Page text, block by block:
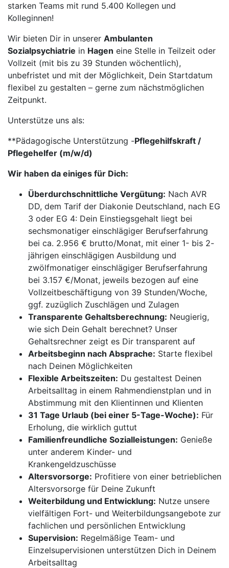
starken Teams mit rund 5.400 Kollegen und
Kolleginnen!
Wir bieten Dir in unserer Ambulanten
Sozialpsychiatrie in Hagen eine Stelle in Teilzeit oder
Vollzeit (mit bis zu 39 Stunden wöchentlich),
unbefristet und mit der Möglichkeit, Dein Startdatum
flexibel zu gestalten – gerne zum nächstmöglichen
Zeitpunkt.
Unterstütze uns als:
**Pädagogische Unterstützung -Pflegehilfskraft /
Pflegehelfer (m/w/d)
Wir haben da einiges für Dich:
Überdurchschnittliche Vergütung: Nach AVR
DD, dem Tarif der Diakonie Deutschland, nach EG
3 oder EG 4: Dein Einstiegsgehalt liegt bei
sechsmonatiger einschlägiger Berufserfahrung
bei ca. 2.956 € brutto/Monat, mit einer 1- bis 2-
jährigen einschlägigen Ausbildung und
zwölfmonatiger einschlägiger Berufserfahrung
bei 3.157 €/Monat, jeweils bezogen auf eine
Vollzeitbeschäftigung von 39 Stunden/Woche,
ggf. zuzüglich Zuschlägen und Zulagen
Transparente Gehaltsberechnung: Neugierig,
wie sich Dein Gehalt berechnet? Unser
Gehaltsrechner zeigt es Dir transparent auf
Arbeitsbeginn nach Absprache: Starte flexibel
nach Deinen Möglichkeiten
Flexible Arbeitszeiten: Du gestaltest Deinen
Arbeitsalltag in einem Rahmendienstplan und in
Abstimmung mit den Klientinnen und Klienten
31 Tage Urlaub (bei einer 5-Tage-Woche): Für
Erholung, die wirklich guttut
Familienfreundliche Sozialleistungen: Genieße
unter anderem Kinder- und
Krankengeldzuschüsse
Altersvorsorge: Profitiere von einer betrieblichen
Altersvorsorge für Deine Zukunft
Weiterbildung und Entwicklung: Nutze unsere
vielfältigen Fort- und Weiterbildungsangebote zur
fachlichen und persönlichen Entwicklung
Supervision: Regelmäßige Team- und
Einzelsupervisionen unterstützen Dich in Deinem
Arbeitsalltag